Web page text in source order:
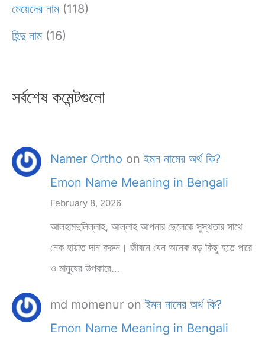
মেয়েদের নাম(118)
হিন্দু নাম(16)
সর্বশেষ কমেন্টগুলো
Namer Ortho onইমন নামের অর্থ কি?
Emon Name Meaning in Bengali
February 8, 2026
আলহামদুলিল্লাহ, আল্লাহ আপনার ছেলেকে সুস্থতার সাথে
নেক হায়াত দান করুন। জীবনে যেন অনেক বড় কিছু হতে পারে
ও মানুষের উপকারে…
md momenur onইমন নামের অর্থ কি?
Emon Name Meaning in Bengali